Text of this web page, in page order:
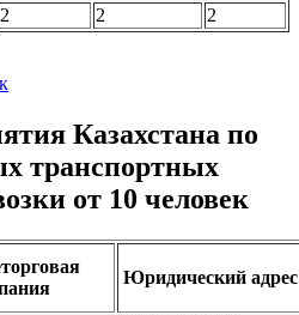
2 2 2
Казахстана по
транспортных
от 10 человек
Юридический адрес